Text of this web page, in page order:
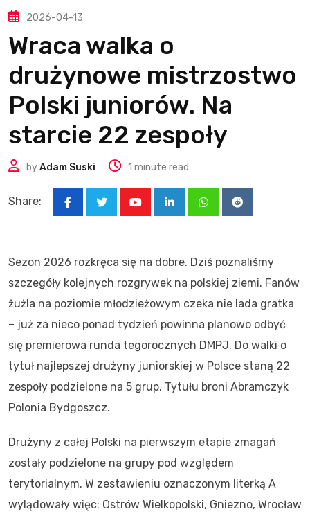
2026-04-13
Wraca walka o
drużynowe mistrzostwo
Polski juniorów. Na
starcie 22 zespoły
byAdam Suski 1 minute read
Share:
LinkedInWhatsappReddit
Sezon 2026 rozkręca się na dobre. Dziś poznaliśmy
szczegóły kolejnych rozgrywek na polskiej ziemi. Fanów
żużla na poziomie młodzieżowym czeka nie lada gratka
– już za nieco ponad tydzień powinna planowo odbyć
się premierowa runda tegorocznych DMPJ. Do walki o
tytuł najlepszej drużyny juniorskiej w Polsce staną 22
zespoły podzielone na 5 grup. Tytułu broni Abramczyk
Polonia Bydgoszcz.
Drużyny z całej Polski na pierwszym etapie zmagań
zostały podzielone na grupy pod względem
terytorialnym. W zestawieniu oznaczonym literką A
wylądowały więc: Ostrów Wielkopolski, Gniezno, Wrocław